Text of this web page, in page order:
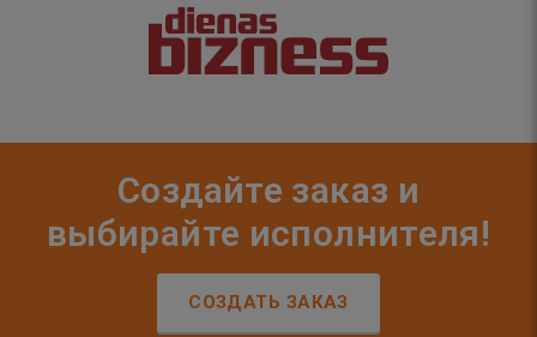
Создайте заказ и
выбирайте исполнителя!
СОЗДАТЬ ЗАКАЗ